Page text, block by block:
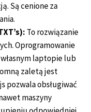
Są cenione za
To rozwiązanie
Oprogramowanie
laptopie lub
zaletą jest
pozwala obsługiwać
maszyny